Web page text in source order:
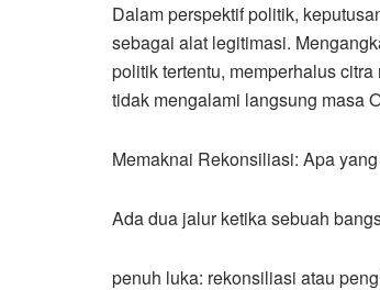
Dalam perspektif politik,
sebagai alat legitimasi.
politik tertentu, memperhalus
tidak mengalami langsung masa
Memaknai Rekonsiliasi: Apa
Ada dua jalur ketika sebuah
penuh luka: rekonsiliasi atau